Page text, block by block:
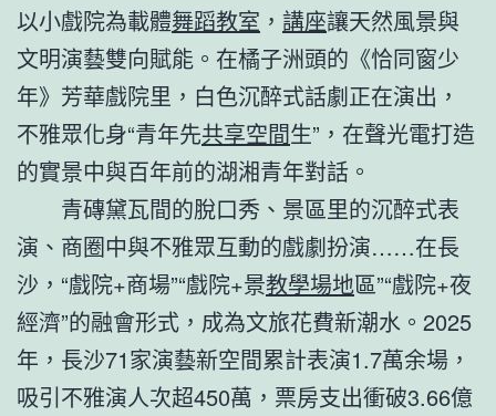
以小戲院為載體舞蹈教室 ， 講座讓天然風景與
文明演藝雙向賦能。在橘子洲頭的《恰同窗少
年》芳華戲院里，白色沉醉式話劇正在演出，
不雅眾化身“青年先共享空間生”，在聲光電打造
的實景中與百年前的湖湘青年對話。
青磚黛瓦間的脫口秀、景區里的沉醉式表
演、商圈中與不雅眾互動的戲劇扮演……在長
沙，“戲院+商場”“戲院+景教學場地區”“戲院+夜
經濟”的融會形式，成為文旅花費新潮水。2025
年，長沙71家演藝新空間累計表演1.7萬余場，
吸引不雅演人次超450萬，票房支出衝破3.66億